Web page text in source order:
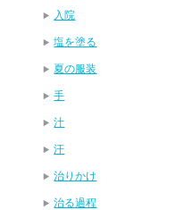
入院
塩を塗る
夏の服装
手
汁
汗
治りかけ
治る過程